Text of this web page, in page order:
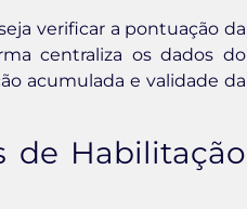
verificar a pontuação da
centraliza os dados do
acumulada e validade da
de Habilitação